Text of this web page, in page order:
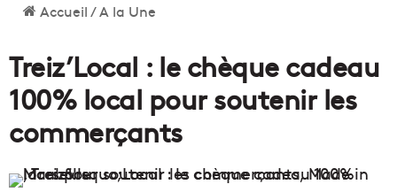
Accueil/A la Une
Treiz’Local : le chèque cadeau
100% local pour soutenir les
commerçants